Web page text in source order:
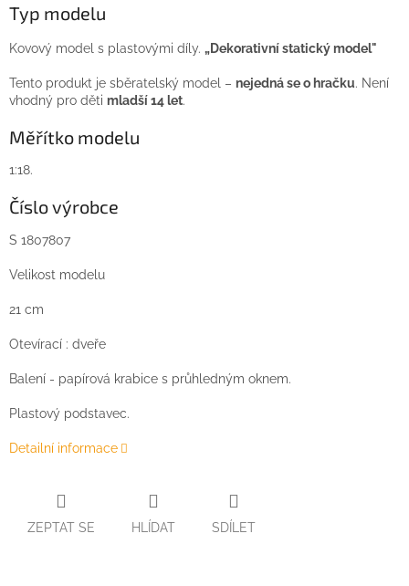
Typ modelu
Kovový model s plastovými díly. „Dekorativní statický model"
Tento produkt je sběratelský model – nejedná se o hračku. Není
vhodný pro děti mladší 14 let.
Měřítko modelu
1:18.
Číslo výrobce
S 1807807
Velikost modelu
21 cm
Otevírací : dveře
Balení - papírová krabice s průhledným oknem.
Plastový podstavec.
Detailní informace
ZEPTAT SE HLÍDAT SDÍLET